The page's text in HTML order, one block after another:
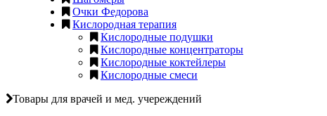
Очки Федорова
Кислородная терапия
Кислородные подушки
Кислородные концентраторы
Кислородные коктейлеры
Кислородные смеси
Товары для врачей и мед. учереждений